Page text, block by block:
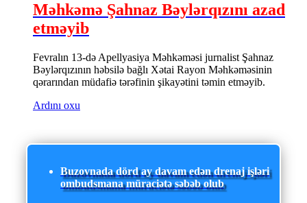
Məhkəmə Şahnaz Bəylərqızını azad
etməyib
Fevralın 13-də Apellyasiya Məhkəməsi jurnalist Şahnaz
Bəylərqızının həbsilə bağlı Xətai Rayon Məhkəməsinin
qərarından müdafiə tərəfinin şikayətini təmin etməyib.
Ardını oxu
Buzovnada dörd ay davam edən drenaj işləri
ombudsmana müraciətə səbəb olub